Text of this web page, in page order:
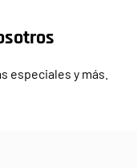
especiales y más.